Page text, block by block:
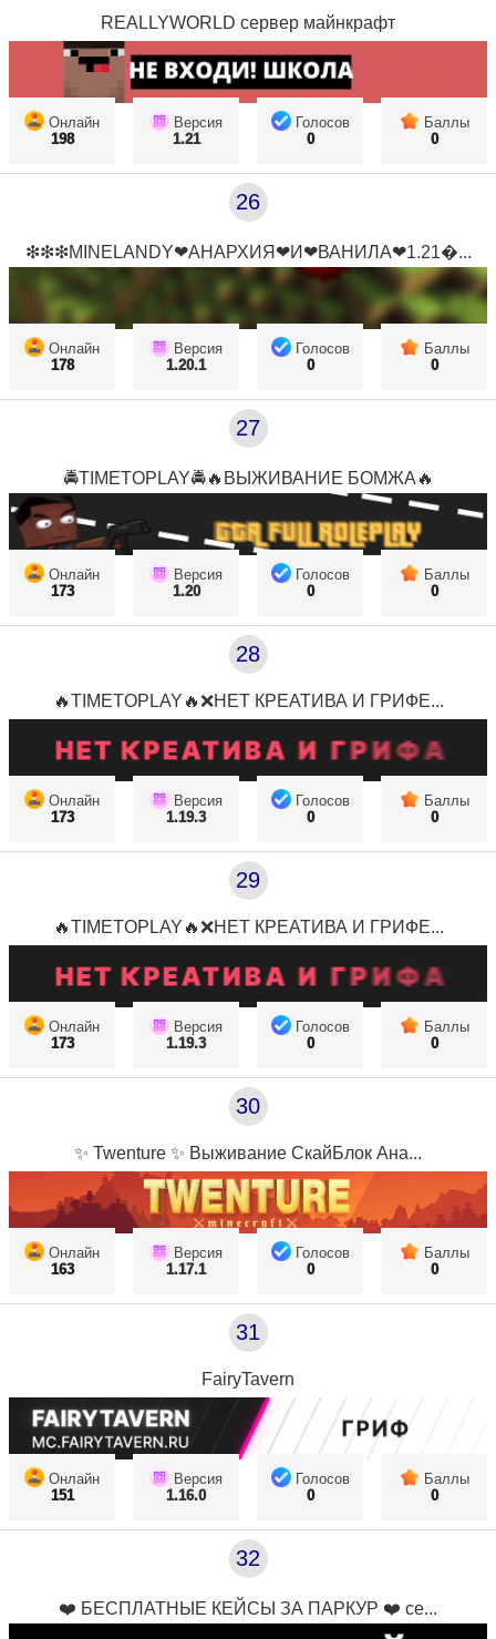
REALLYWORLD сервер майнкрафт
Онлайн
198
Версия
1.21
Голосов
0
Баллы
0
26
❇❇❇MINELANDY❤АНАРХИЯ❤И❤ВАНИЛА❤1.21...
Онлайн
178
Версия
1.20.1
Голосов
0
Баллы
0
27
🚔TIMETOPLAY🚔🔥ВЫЖИВАНИЕ БОМЖА🔥
Онлайн
173
Версия
1.20
Голосов
0
Баллы
0
28
🔥TIMETOPLAY🔥❌НЕТ КРЕАТИВА И ГРИФЕ...
Онлайн
173
Версия
1.19.3
Голосов
0
Баллы
0
29
🔥TIMETOPLAY🔥❌НЕТ КРЕАТИВА И ГРИФЕ...
Онлайн
173
Версия
1.19.3
Голосов
0
Баллы
0
30
✨ Twenture ✨ Выживание СкайБлок Ана...
Онлайн
163
Версия
1.17.1
Голосов
0
Баллы
0
31
FairyTavern
Онлайн
151
Версия
1.16.0
Голосов
0
Баллы
0
32
❤️ БЕСПЛАТНЫЕ КЕЙСЫ ЗА ПАРКУР ❤️ се...